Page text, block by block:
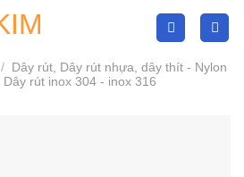
/ Dây rút, Dây rút nhựa, dây thít - Nylon
Dây rút inox 304 - inox 316